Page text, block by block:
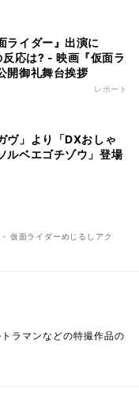
ライダー』出演に
応は? - 映画『仮面ラ
開御礼舞台挨拶
レポート
ヴ」より「DXおしゃ
ルベエゴチゾウ」登場
- 仮面ライダーめじるしアク
ラマンなどの特撮作品の